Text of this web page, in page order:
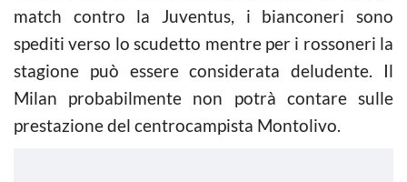
match contro la Juventus, i bianconeri sono
spediti verso lo scudetto mentre per i rossoneri la
stagione può essere considerata deludente. Il
Milan probabilmente non potrà contare sulle
prestazione del centrocampista Montolivo.